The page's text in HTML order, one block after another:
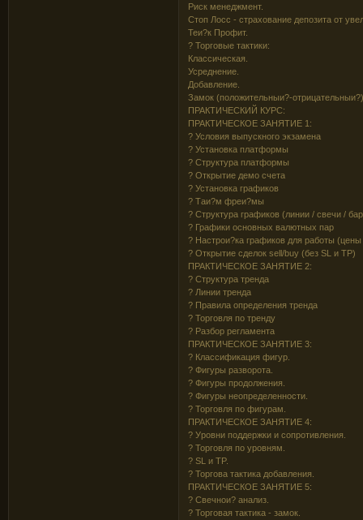
Риск менеджмент.
Стоп Лосс - страхование депозита от
Теи?к Профит.
? Торговые тактики:
Классическая.
Усреднение.
Добавление.
Замок (положительныи?-
ПРАКТИЧЕСКИЙ КУРС:
ПРАКТИЧЕСКОЕ ЗАНЯТИЕ 1:
? Условия выпускного экзамена
? Установка платформы
? Структура платформы
? Открытие демо счета
? Установка графиков
? Таи?м фреи?мы
? Структура графиков (линии / свечи /
? Графики основных валютных пар
? Настрои?ка графиков для работы
? Открытие сделок sell/buy (без SL и TP)
ПРАКТИЧЕСКОЕ ЗАНЯТИЕ 2:
? Структура тренда
? Линии тренда
? Правила определения тренда
? Торговля по тренду
? Разбор регламента
ПРАКТИЧЕСКОЕ ЗАНЯТИЕ 3:
? Классификация фигур.
? Фигуры разворота.
? Фигуры продолжения.
? Фигуры неопределенности.
? Торговля по фигурам.
ПРАКТИЧЕСКОЕ ЗАНЯТИЕ 4:
? Уровни поддержки и сопротивления.
? Торговля по уровням.
? SL и TP.
? Торгова тактика добавления.
ПРАКТИЧЕСКОЕ ЗАНЯТИЕ 5:
? Свечнои? анализ.
? Торговая тактика - замок.